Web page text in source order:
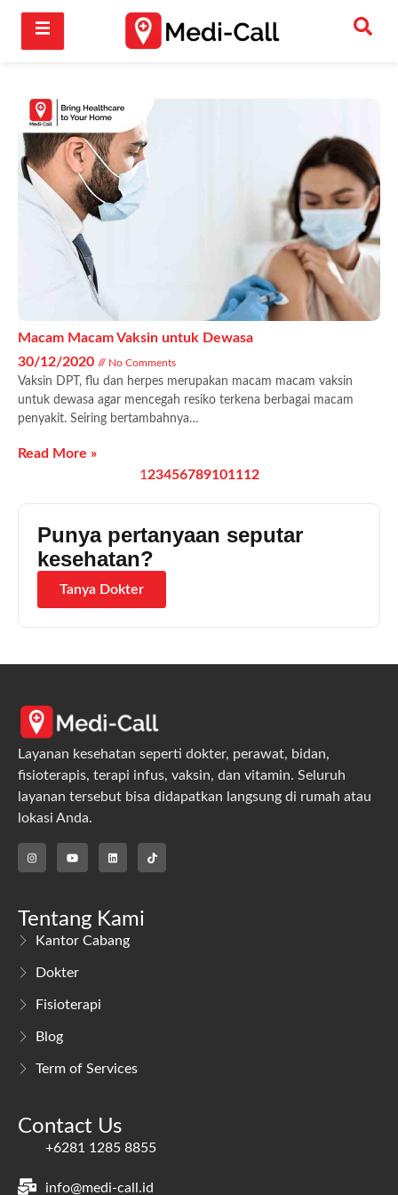
Macam Macam Vaksin untuk Dewasa
30/12/2020
No Comments
Vaksin DPT, flu dan herpes merupakan macam macam vaksin
untuk dewasa agar mencegah resiko terkena berbagai macam
penyakit. Seiring bertambahnya…
Read More »
1 23456789101112
Punya pertanyaan seputar
kesehatan?
Tanya Dokter
Layanan kesehatan seperti dokter, perawat, bidan,
fisioterapis, terapi infus, vaksin, dan vitamin. Seluruh
layanan tersebut bisa didapatkan langsung di rumah atau
lokasi Anda.
Tentang Kami
Kantor Cabang
Dokter
Fisioterapi
Blog
Term of Services
Contact Us
+6281 1285 8855
info@medi-call.id